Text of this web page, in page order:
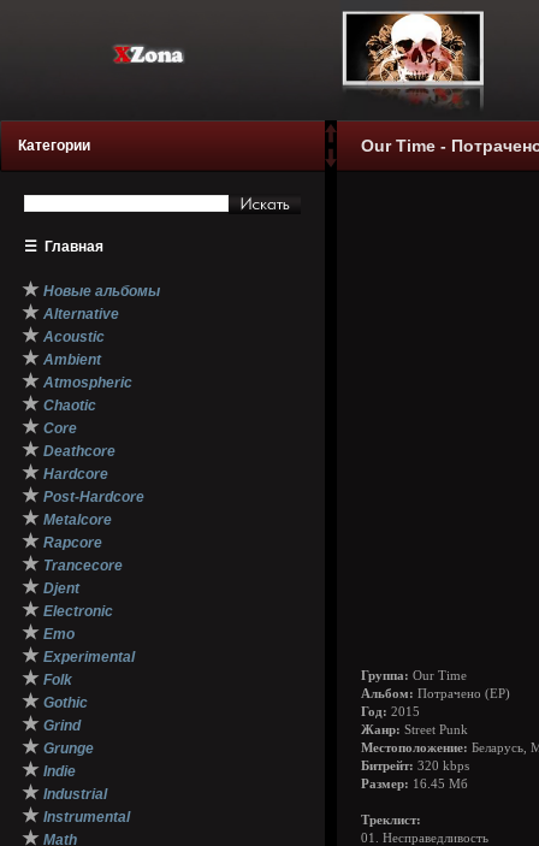
Категории
☰ Главная
★ Новые альбомы
★ Alternative
★ Acoustic
★ Ambient
★ Atmospheric
★ Chaotic
★ Core
★ Deathcore
★ Hardcore
★ Post-Hardcore
★ Metalcore
★ Rapcore
★ Trancecore
★ Djent
★ Electronic
★ Emo
★ Experimental
★ Folk
★ Gothic
★ Grind
★ Grunge
★ Indie
★ Industrial
★ Instrumental
★ Math
Our Time -
Группа: Our Time
Альбом: Потрачено (ЕР)
Год: 2015
Жанр: Street Punk
Местоположение: Беларусь,
Битрейт: 320 kbps
Размер: 16.45 Мб
Треклист:
01. Несправедливость